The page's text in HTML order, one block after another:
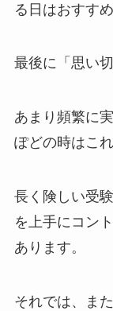
る日はおすすめ
最後に「思い
あまり頻繁に
ぽどの時はこ
長く険しい受
を上手にコン
あります。
それでは、また